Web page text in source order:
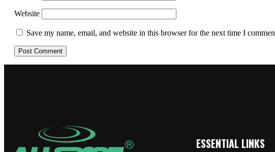
Website
Save my name, email, and website in this browser for the next time I
ESSENTIAL LINKS